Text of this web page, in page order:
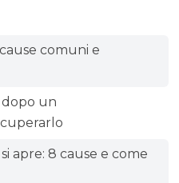
comuni e
dopo un
apre: 8 cause e come